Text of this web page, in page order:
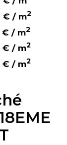
€ / m2
€ / m2
€ / m2
€ / m2